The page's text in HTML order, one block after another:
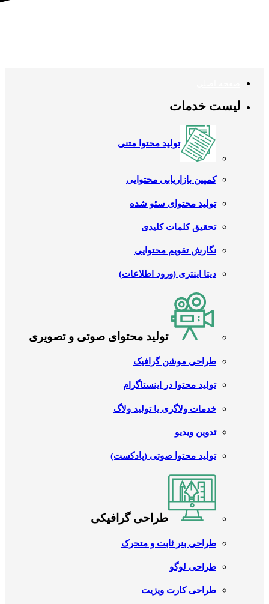
لیست خدمات
تولید محتوا متنی
کمپین بازاریابی محتوایی
تولید محتوای سئو شده
تحقیق کلمات کلیدی
نگارش تقویم محتوایی
دیتا اینتری (ورود اطلاعات)
تولید محتوای صوتی و تصویری
طراحی موشن گرافیک
تولید محتوا در اینستاگرام
خدمات ولاگری یا تولید ولاگ
تدوین ویدیو
تولید محتوا صوتی (پادکست)
طراحی گرافیکی
طراحی بنر ثابت و متحرک
طراحی لوگو
طراحی کارت ویزیت